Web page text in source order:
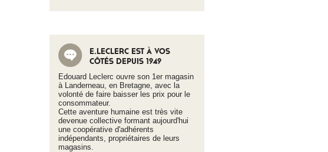
E.LECLERC EST À VOS
CÔTÉS DEPUIS 1949
Edouard Leclerc ouvre son 1er magasin
à Landerneau, en Bretagne, avec la
volonté de faire baisser les prix pour le
consommateur.
Cette aventure humaine est très vite
devenue collective formant aujourd'hui
une coopérative d'adhérents
indépendants, propriétaires de leurs
magasins.